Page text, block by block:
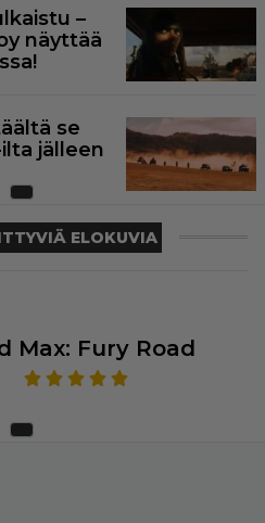
–
näyttää
se
jälleen
ELOKUVIA
Max: Fury Road